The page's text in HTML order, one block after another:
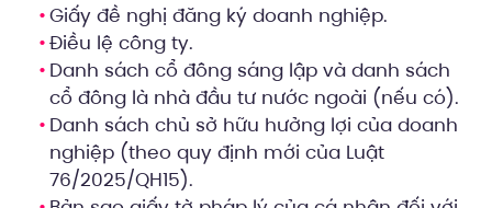
Giấy đề nghị đăng ký doanh nghiệp.
Điều lệ công ty.
Danh sách cổ đông sáng lập và danh sách
cổ đông là nhà đầu tư nước ngoài (nếu có).
Danh sách chủ sở hữu hưởng lợi của doanh
nghiệp (theo quy định mới của Luật
76/2025/QH15).